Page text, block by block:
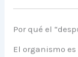
Por qué el
El organismo